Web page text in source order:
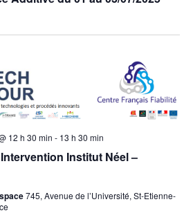
Institut Néel –
12 h 30 min - 13 h 30 min
745, Avenue de l’Université, St-Etienne-